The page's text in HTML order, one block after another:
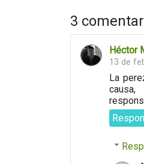
3
Héctor
13 de
La